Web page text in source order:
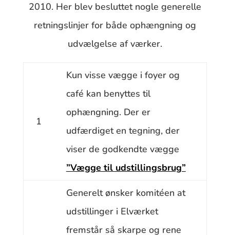
2010. Her blev besluttet nogle generelle
retningslinjer for både ophængning og
udvælgelse af værker.
1
Kun visse vægge i foyer og
café kan benyttes til
ophængning. Der er
udfærdiget en tegning, der
viser de godkendte vægge
”Vægge til udstillingsbrug”
Generelt ønsker komitéen at
udstillinger i Elværket
fremstår så skarpe og rene